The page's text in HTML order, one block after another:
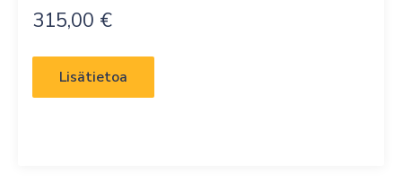
315,00 €
Lisätietoa